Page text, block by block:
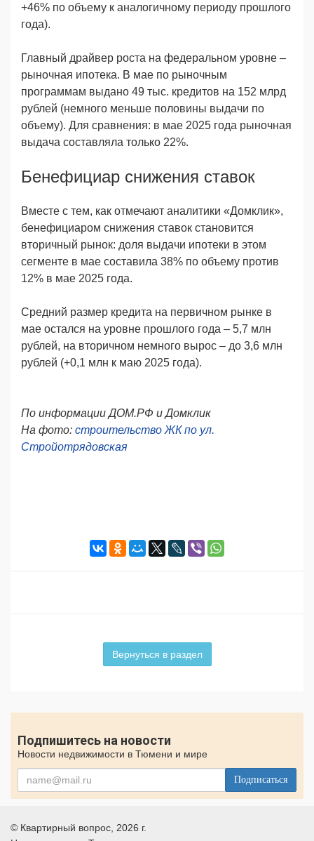
+46% по объему к аналогичному периоду прошлого
года).
Главный драйвер роста на федеральном уровне –
рыночная ипотека. В мае по рыночным
программам выдано 49 тыс. кредитов на 152 млрд
рублей (немного меньше половины выдачи по
объему). Для сравнения: в мае 2025 года рыночная
выдача составляла только 22%.
Бенефициар снижения ставок
Вместе с тем, как отмечают аналитики «Домклик»,
бенефициаром снижения ставок становится
вторичный рынок: доля выдачи ипотеки в этом
сегменте в мае составила 38% по объему против
12% в мае 2025 года.
Средний размер кредита на первичном рынке в
мае остался на уровне прошлого года – 5,7 млн
рублей, на вторичном немного вырос – до 3,6 млн
рублей (+0,1 млн к маю 2025 года).
По информации ДОМ.РФ и Домклик
На фото: строительство ЖК по ул.
Стройотрядовская
Вернуться в раздел
Подпишитесь на новости
Новости недвижимости в Тюмени и мире
Подписаться
© Квартирный вопрос , 2026 г.